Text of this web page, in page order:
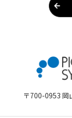
〒700-0953